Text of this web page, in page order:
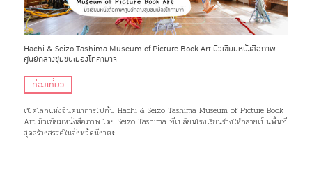
Hachi & Seizo Tashima Museum of Picture Book Art มิวเซียมหนังสือภาพ
ศูนย์กลางชุมชนเมืองโทคามาจิ
ท่องเที่ยว
เปิดโลกแห่งจินตนาการไปกับ Hachi & Seizo Tashima Museum of Picture Book
Art มิวเซียมหนังสือภาพ โดย Seizo Tashima ที่เปลี่ยนโรงเรียนร้างให้กลายเป็นพื้นที่
สุดสร้างสรรค์ในจังหวัดนีงาตะ